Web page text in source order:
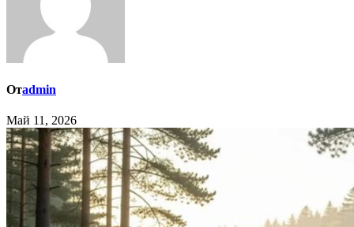
Отadmin
Май 11, 2026